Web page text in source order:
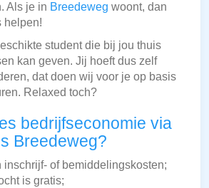
Als je in Breedeweg woont, dan
helpen!
student die bij jou thuis
kan geven. Jij hoeft dus zelf
dat doen wij voor je op basis
Relaxed toch?
bedrijfseconomie via
Breedeweg?
inschrijf- of bemiddelingskosten;
is gratis;